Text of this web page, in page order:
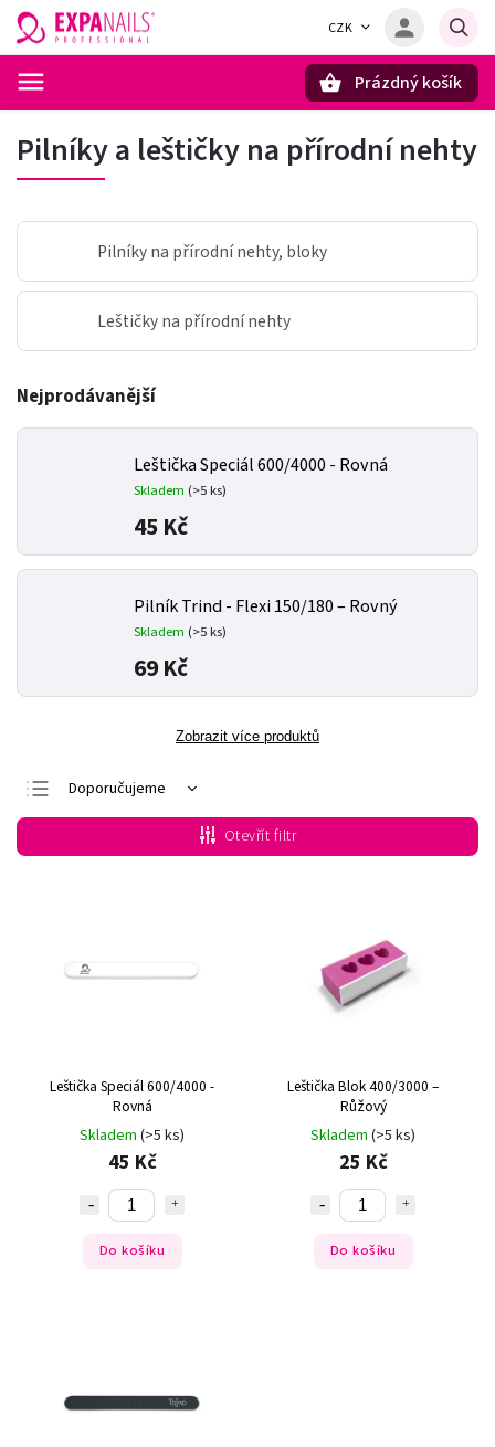
CZK
Prázdný košík
Pilníky a leštičky na přírodní nehty
Pilníky na přírodní nehty, bloky
Leštičky na přírodní nehty
Nejprodávanější
Leštička Speciál 600/4000 - Rovná
Skladem (>5 ks)
45 Kč
Pilník Trind - Flexi 150/180 – Rovný
Skladem (>5 ks)
69 Kč
Zobrazit více produktů
Doporučujeme
Nejlevnější
Nejdražší
Otevřít filtr
Leštička Speciál 600/4000 -
Rovná
Skladem (>5 ks)
45 Kč
Do košíku
Leštička Blok 400/3000 –
Růžový
Skladem (>5 ks)
25 Kč
Do košíku